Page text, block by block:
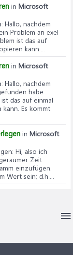
in Microsoft
: Hallo, nachdem
Problem an exel
ist das auf
kann....
in Microsoft
: Hallo, nachdem
habe
das auf einmal
Es kommt
in Microsoft
: Hi, also ich
Zeit
einzufügen.
Wert sein; d.h....